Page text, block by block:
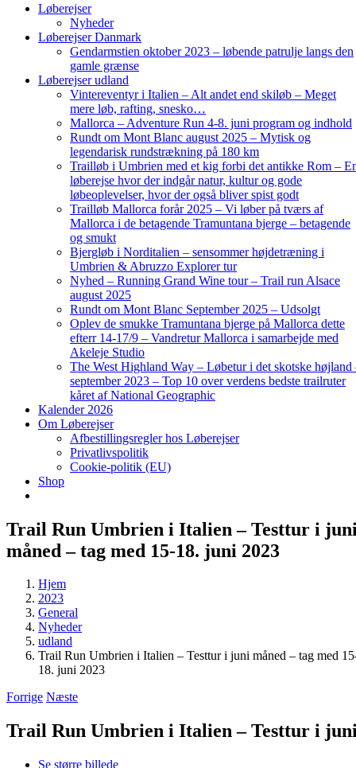
Løberejser
Nyheder
Løberejser Danmark
Gendarmstien oktober 2023 – løbende patrulje langs den
gamle grænse
Løberejser udland
Vintereventyr i Italien – Alt andet end skiløb – Meget
mere løb, rafting, snesko…
Mallorca – Adventure Run 4-8. juni program og indhold
Rundt om Mont Blanc august 2025 – Mytisk og
legendarisk rundstrækning på 180 km
Trailløb i Umbrien med et kig forbi det antikke Rom –
løberejse hvor der indgår natur, kultur og gode
løbeoplevelser, hvor der også bliver spist godt
Trailløb Mallorca forår 2025 – Vi løber på tværs af
Mallorca i de betagende Tramuntana bjerge – betagende
og smukt
Bjergløb i Norditalien – sensommer højdetræning i
Umbrien & Abruzzo Explorer tur
Nyhed – Running Grand Wine tour – Trail run Alsace
august 2025
Rundt om Mont Blanc September 2025 – Udsolgt
Oplev de smukke Tramuntana bjerge på Mallorca dette
efterr 14-17/9 – Vandretur Mallorca i samarbejde med
Akeleje Studio
The West Highland Way – Løbetur i det skotske højland
september 2023 – Top 10 over verdens bedste trailruter
kåret af National Geographic
Kalender 2026
Om Løberejser
Afbestillingsregler hos Løberejser
Privatlivspolitik
Cookie-politik (EU)
Shop
Trail Run Umbrien i Italien – Testtur i
måned – tag med 15-18. juni 2023
Hjem
2023
General
Nyheder
udland
Trail Run Umbrien i Italien – Testtur i juni måned – tag med
18. juni 2023
Forrige Næste
Trail Run Umbrien i Italien – Testtur i
Se større billede